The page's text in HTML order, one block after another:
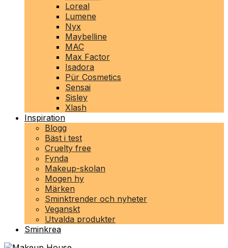
Loreal
Lumene
Nyx
Maybelline
MAC
Max Factor
Isadora
Pür Cosmetics
Sensai
Sisley
Xlash
Inspiration
Blogg
Bäst i test
Cruelty free
Fynda
Makeup-skolan
Mogen hy
Märken
Sminktrender och nyheter
Veganskt
Utvalda produkter
Sminkrea